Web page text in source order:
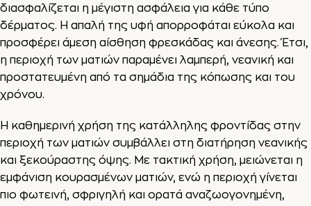
διασφαλίζεται η μέγιστη ασφάλεια για κάθε τύπο
δέρματος. Η απαλή της υφή απορροφάται εύκολα και
προσφέρει άμεση αίσθηση φρεσκάδας και άνεσης. Έτσι,
η περιοχή των ματιών παραμένει λαμπερή, νεανική και
προστατευμένη από τα σημάδια της κόπωσης και του
χρόνου.
Η καθημερινή χρήση της κατάλληλης φροντίδας στην
περιοχή των ματιών συμβάλλει στη διατήρηση νεανικής
και ξεκούραστης όψης. Με τακτική χρήση, μειώνεται η
εμφάνιση κουρασμένων ματιών, ενώ η περιοχή γίνεται
πιο φωτεινή, σφριγηλή και ορατά αναζωογονημένη,